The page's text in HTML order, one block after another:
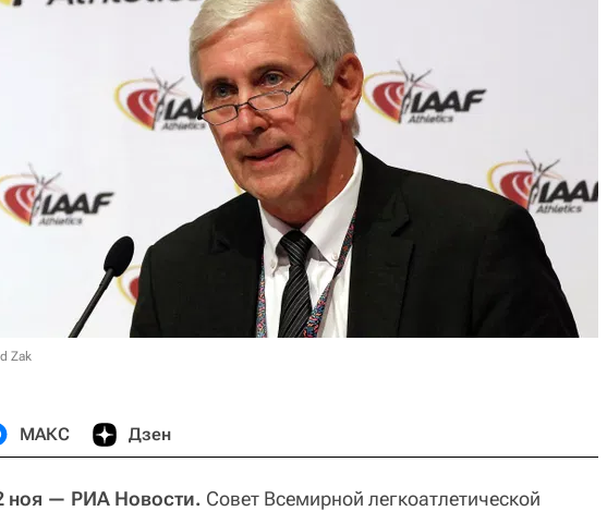
Zak
МАКС Дзен
ноя — РИА Новости. Совет Всемирной легкоатлетической